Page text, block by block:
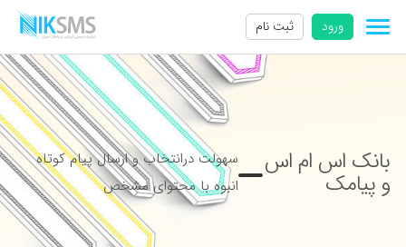
ورود ثبت نام
بانک اس ام اس
و پیامک
سهولت درانتخاب و ارسال پیام کوتاه
انبوه با محتوای مشخص